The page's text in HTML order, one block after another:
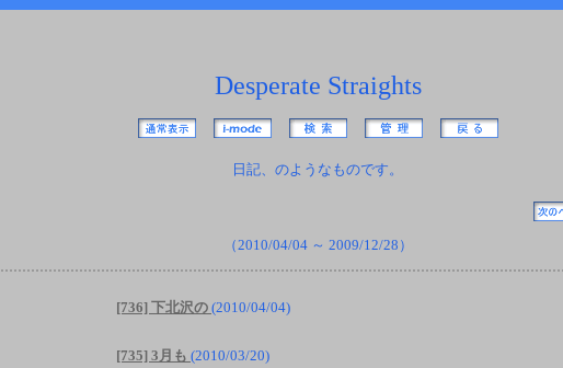
Desperate Straights
日記、のようなものです。
（2010/04/04 ～ 2009/12/28）
[736] 下北沢の (2010/04/04)
[735] 3月も (2010/03/20)